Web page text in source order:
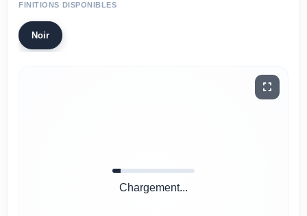
FINITIONS DISPONIBLES
Noir
Chargement...